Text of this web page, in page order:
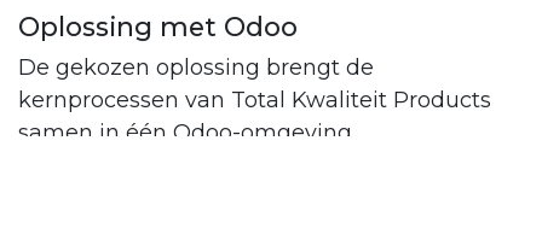
Oplossing met Odoo
De gekozen oplossing brengt de
kernprocessen van Total Kwaliteit Products
samen in één Odoo-omgeving.